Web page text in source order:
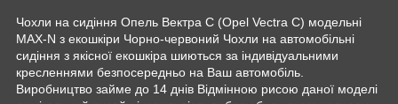
Чохли на сидіння Опель Вектра С (Opel Vectra C) модельні
MAX-N з екошкіри Чорно-червоний Чохли на автомобільні
сидіння з якісної екошкіра шиються за індивідуальними
кресленнями безпосередньо на Ваш автомобіль.
Виробництво займе до 14 днів Відмінною рисою даної моделі